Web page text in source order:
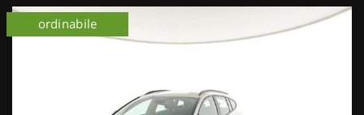
ordinabile